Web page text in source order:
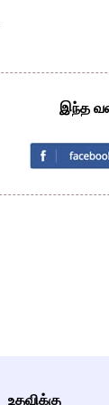
இந்த
உதவிக்கு